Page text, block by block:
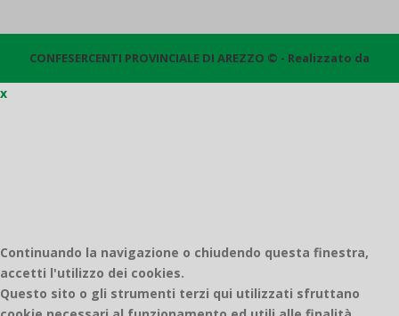
CONFESERCENTI PROVINCIALE DI AREZZO © - Realizzato da
x
Continuando la navigazione o chiudendo questa finestra,
accetti l'utilizzo dei cookies.
Questo sito o gli strumenti terzi qui utilizzati sfruttano